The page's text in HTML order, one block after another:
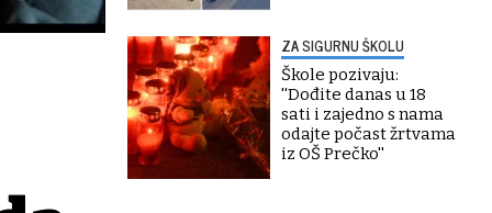
ZA SIGURNU ŠKOLU
Škole pozivaju:
''Dođite danas u 18
sati i zajedno s nama
odajte počast žrtvama
iz OŠ Prečko''